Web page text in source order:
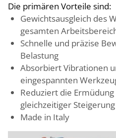
Die primären Vorteile sind:
Gewichtsausgleich des
gesamten
Schnelle und präzise
Belastung
Absorbiert Vibrationen
eingespannten
Reduziert die
gleichzeitiger
Made in Italy